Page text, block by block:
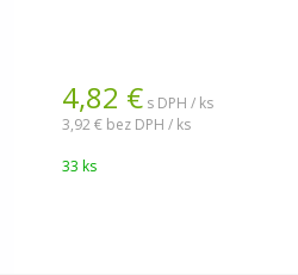
4,82 € s DPH / ks
3,92 € bez DPH / ks
33 ks